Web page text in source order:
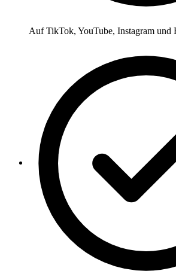
Auf TikTok, YouTube, Instagram und